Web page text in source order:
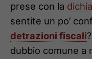
prese con la
sentite un po’
detrazioni fiscali
dubbio comune a